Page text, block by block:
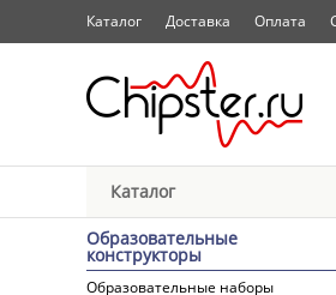
Начните
Каталог Доставка Оплата
Каталог
Образовательные
конструкторы
Образовательные наборы